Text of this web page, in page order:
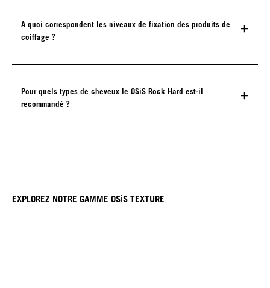
A quoi correspondent les niveaux de fixation des produits de
coiffage ?
Pour quels types de cheveux le OSiS Rock Hard est-il
recommandé ?
EXPLOREZ NOTRE GAMME OSiS TEXTURE